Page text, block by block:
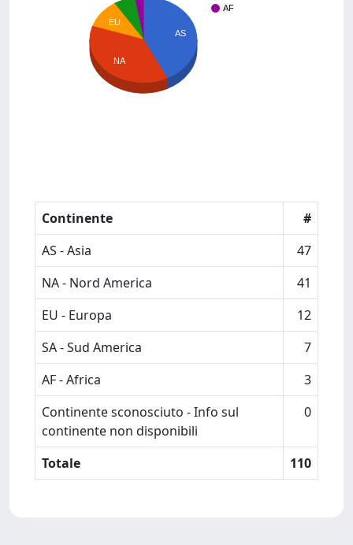
AF
AS
EU
NA
Continente
#
AS - Asia
47
NA - Nord America
41
EU - Europa
12
SA - Sud America
7
AF - Africa
3
Continente sconosciuto - Info sul
continente non disponibili
0
Totale 110